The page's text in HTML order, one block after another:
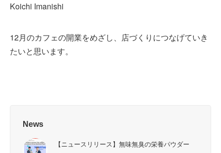
Koichi Imanishi
12月のカフェの開業をめざし、店づくりにつなげていき
たいと思います。
News
【ニュースリリース】無味無臭の栄養パウダー